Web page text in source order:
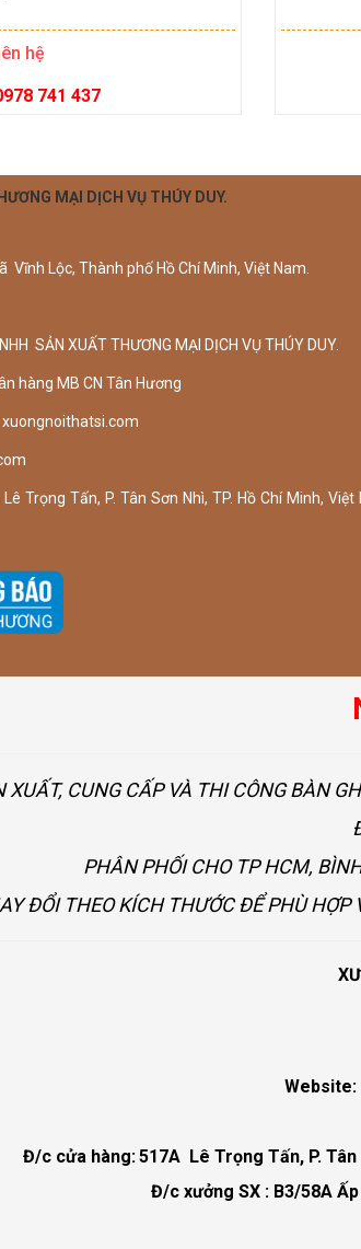
hệ
741 437
MẠI DỊCH VỤ THÚY DUY.
Lộc, Thành phố Hồ Chí Minh, Việt Nam.
SẢN XUẤT THƯƠNG MẠI DỊCH VỤ THÚY DUY.
hàng MB CN Tân Hương
xuongnoithatsi.com
Trọng Tấn, P. Tân Sơn Nhì, TP. Hồ Chí Minh, Việt
XUẤT, CUNG CẤP VÀ THI CÔNG BÀN
PHÂN PHỐI CHO TP HCM,
ĐỔI THEO KÍCH THƯỚC ĐỂ PHÙ
Website:
Đ/c cửa hàng:517A Lê Trọng Tấn, P. Tân
Đ/c xưởng SX : B3/58A